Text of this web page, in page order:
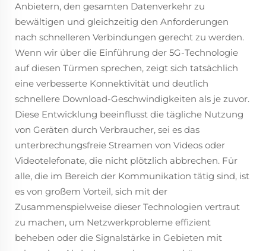
Anbietern, den gesamten Datenverkehr zu
bewältigen und gleichzeitig den Anforderungen
nach schnelleren Verbindungen gerecht zu werden.
Wenn wir über die Einführung der 5G-Technologie
auf diesen Türmen sprechen, zeigt sich tatsächlich
eine verbesserte Konnektivität und deutlich
schnellere Download-Geschwindigkeiten als je zuvor.
Diese Entwicklung beeinflusst die tägliche Nutzung
von Geräten durch Verbraucher, sei es das
unterbrechungsfreie Streamen von Videos oder
Videotelefonate, die nicht plötzlich abbrechen. Für
alle, die im Bereich der Kommunikation tätig sind, ist
es von großem Vorteil, sich mit der
Zusammenspielweise dieser Technologien vertraut
zu machen, um Netzwerkprobleme effizient
beheben oder die Signalstärke in Gebieten mit